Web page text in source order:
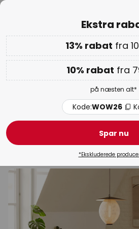
Kun
00D 11T
Ekstra rabat: 10% fra 799 kr. | 13%
alt
Kode:WOW26
WOW ugen:op til
Lucande pendel
Design pendel lamper
Ekstra
13% rabat fra
10% rabat fra
på næsten alt*
Kode:WOW26
Spar nu
*Ekskluderede